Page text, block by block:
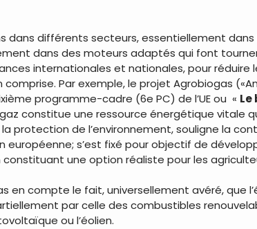
dans différents secteurs, essentiellement
dans des moteurs adaptés qui font
internationales et nationales, pour réduire
Par exemple, le projet Agrobiogas
programme-cadre (6e PC) de l’UE ou « Le
constitue une ressource énergétique vitale
protection de l’environnement, souligne la
s’est fixé pour objectif de
une option réaliste pour les
compte le fait, universellement avéré, que
par celle des combustibles
ou l’éolien.